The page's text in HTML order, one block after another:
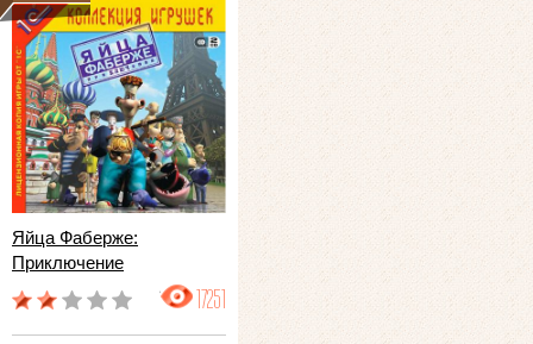
Яйца Фаберже:
Приключение
17251